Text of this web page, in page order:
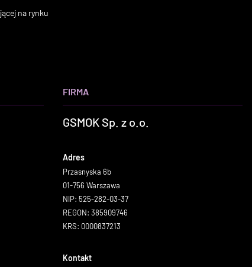
na rynku
FIRMA
GSMOK Sp. z o.o.
Adres
Przasnyska 6b
01-756 Warszawa
NIP: 525-282-03-37
REGON: 385909746
KRS: 0000837213
Kontakt